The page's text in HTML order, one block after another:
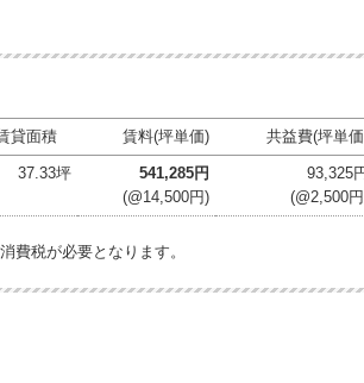
貸面積 賃料(坪単価) 共益費(坪単
37.33坪
541,285円
(@14,500円)
93,325
(@2,500
費税が必要となります。